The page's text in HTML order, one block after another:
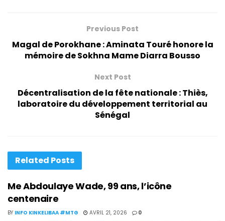
Previous Post
Magal de Porokhane : Aminata Touré honore la
mémoire de Sokhna Mame Diarra Bousso
Next Post
Décentralisation de la fête nationale : Thiès,
laboratoire du développement territorial au
Sénégal
Related Posts
Me Abdoulaye Wade, 99 ans, l’icône
centenaire
BY INFO KINKELIBAA #MTG AVRIL 21, 2026 0